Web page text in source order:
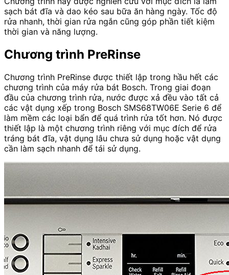
sạch bát đĩa và dao kéo sau bữa ăn hàng ngày. Tốc độ
rửa nhanh, thời gian rửa ngắn cũng góp phần tiết kiệm
thời gian và năng lượng.
Chương trình PreRinse
Chương trình PreRinse được thiết lập trong hầu hết các
chương trình của máy rửa bát Bosch. Trong giai đoạn
đầu của chương trình rửa, nước được xả đều vào tất cả
các vật dụng xếp trong Bosch SMS68TW06E Serie 6 để
làm mềm các loại bẩn để quá trình rửa tốt hơn. Nó được
thiết lập là một chương trình riêng với mục đích để rửa
tráng bát đĩa, vật dụng lâu chưa sử dụng hoặc vật dụng
cần làm sạch nhanh để tái sử dụng.